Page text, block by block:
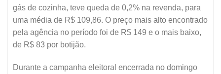
gás de cozinha, teve queda de 0,2% na revenda, para
uma média de R$ 109,86. O preço mais alto encontrado
pela agência no período foi de R$ 149 e o mais baixo,
de R$ 83 por botijão.
Durante a campanha eleitoral encerrada no domingo